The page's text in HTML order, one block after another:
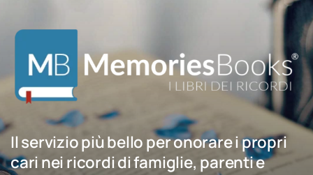
Il servizio più bello per onorare i propri
cari nei ricordi di famiglie, parenti e